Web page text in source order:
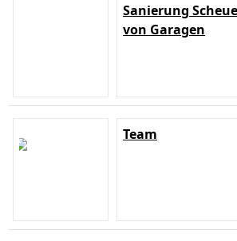
Sanierung
von Garagen
Team